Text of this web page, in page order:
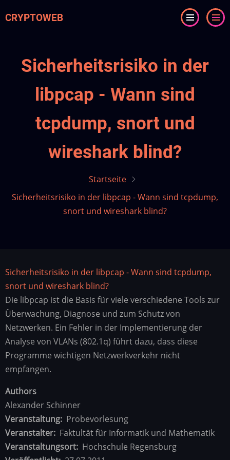
zum
CRYPTOWEB
Sicherheitsrisiko in der
libpcap - Wann sind
tcpdump, snort und
wireshark blind?
Startseite
Sicherheitsrisiko in der libpcap - Wann sind tcpdump,
snort und wireshark blind?
Sicherheitsrisiko in der libpcap - Wann sind tcpdump,
snort und wireshark blind?
Die libpcap ist die Basis für viele verschiedene Tools zur
Überwachung, Diagnose und zum Schutz von
Netzwerken. Ein Fehler in der Implementierung der
Analyse von VLANs (802.1q) führt dazu, dass diese
Programme wichtigen Netzwerkverkehr nicht
empfangen.
Authors
Alexander Schinner
Veranstaltung Probevorlesung
Veranstalter Faktultät für Informatik und Mathematik
Veranstaltungsort Hochschule Regensburg